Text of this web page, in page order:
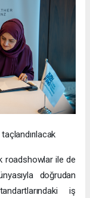
roadshowlar ile de
doğrudan
iş